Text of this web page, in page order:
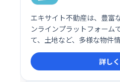
エキサイト不動産は、豊富
ンラインプラットフォーム
て、土地など、多様な物件
合った物件を簡単に検索
ビスで、理想の住まい探し
にぴったりの物件を、エ
詳し